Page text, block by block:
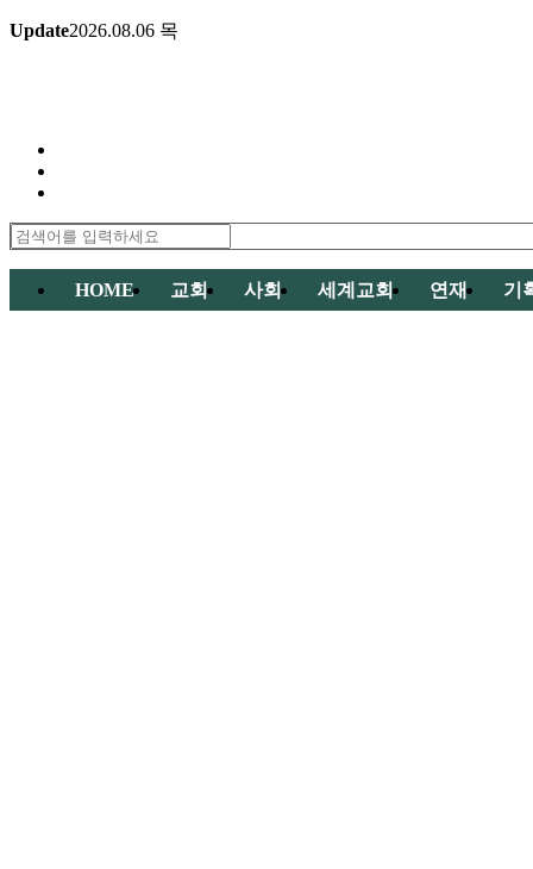
Update2026.08.06 목
HOME 교회 사회 세계교회 연재 기